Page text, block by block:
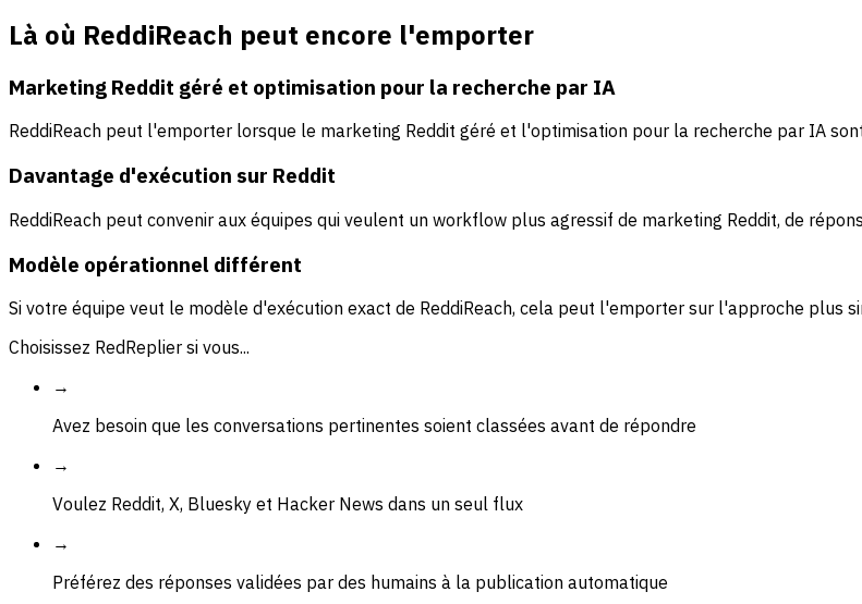
Là où ReddiReach peut encore l'emporter
Marketing Reddit géré et optimisation pour la recherche par IA
ReddiReach peut l'emporter lorsque le marketing Reddit géré et l'optimisation pour la recherche par IA
Davantage d'exécution sur Reddit
ReddiReach peut convenir aux équipes qui veulent un workflow plus agressif de marketing Reddit, de
Modèle opérationnel différent
Si votre équipe veut le modèle d'exécution exact de ReddiReach, cela peut l'emporter sur l'approche plus
Choisissez RedReplier si vous...
→
Avez besoin que les conversations pertinentes soient classées avant de répondre
→
Voulez Reddit, X, Bluesky et Hacker News dans un seul flux
→
Préférez des réponses validées par des humains à la publication automatique